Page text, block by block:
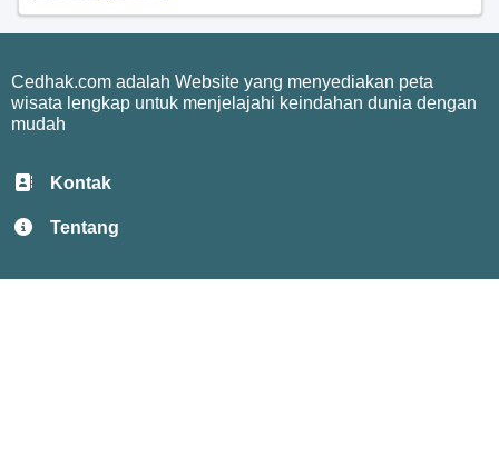
Cedhak.com adalah Website yang menyediakan peta
wisata lengkap untuk menjelajahi keindahan dunia dengan
mudah
Kontak
Tentang